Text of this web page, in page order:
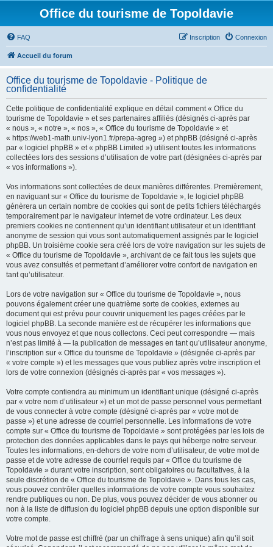
Office du tourisme de Topoldavie
FAQ Connexion
Inscription
Accueil du forum
Office du tourisme de Topoldavie - Politique de
confidentialité
Cette politique de confidentialité explique en détail comment « Office du
tourisme de Topoldavie » et ses partenaires affiliés (désignés ci-après par
« nous », « notre », « nos », « Office du tourisme de Topoldavie » et
« https://web1-math.univ-lyon1.fr/prepa-agreg ») et phpBB (désigné ci-après
par « logiciel phpBB » et « phpBB Limited ») utilisent toutes les informations
collectées lors des sessions d’utilisation de votre part (désignées ci-après par
« vos informations »).
Vos informations sont collectées de deux manières différentes. Premièrement,
en naviguant sur « Office du tourisme de Topoldavie », le logiciel phpBB
génèrera un certain nombre de cookies qui sont de petits fichiers téléchargés
temporairement par le navigateur internet de votre ordinateur. Les deux
premiers cookies ne contiennent qu’un identifiant utilisateur et un identifiant
anonyme de session qui vous sont automatiquement assignés par le logiciel
phpBB. Un troisième cookie sera créé lors de votre navigation sur les sujets de
« Office du tourisme de Topoldavie », archivant de ce fait tous les sujets que
vous avez consultés et permettant d’améliorer votre confort de navigation en
tant qu’utilisateur.
Lors de votre navigation sur « Office du tourisme de Topoldavie », nous
pouvons également créer une quatrième sorte de cookies, externes au
document qui est prévu pour couvrir uniquement les pages créées par le
logiciel phpBB. La seconde manière est de récupérer les informations que
vous nous envoyez et que nous collectons. Ceci peut correspondre — mais
n’est pas limité à — la publication de messages en tant qu’utilisateur anonyme,
l’inscription sur « Office du tourisme de Topoldavie » (désignée ci-après par
« votre compte ») et les messages que vous publiez après votre inscription et
lors de votre connexion (désignés ci-après par « vos messages »).
Votre compte contiendra au minimum un identifiant unique (désigné ci-après
par « votre nom d’utilisateur ») et un mot de passe personnel vous permettant
de vous connecter à votre compte (désigné ci-après par « votre mot de
passe ») et une adresse de courriel personnelle. Les informations de votre
compte sur « Office du tourisme de Topoldavie » sont protégées par les lois de
protection des données applicables dans le pays qui héberge notre serveur.
Toutes les informations, en-dehors de votre nom d’utilisateur, de votre mot de
passe et de votre adresse de courriel requis par « Office du tourisme de
Topoldavie » durant votre inscription, sont obligatoires ou facultatives, à la
seule discrétion de « Office du tourisme de Topoldavie ». Dans tous les cas,
vous pouvez contrôler quelles informations de votre compte vous souhaitez
rendre publiques ou non. De plus, vous pouvez décider de vous abonner ou
non à la liste de diffusion du logiciel phpBB depuis une option disponible sur
votre compte.
Votre mot de passe est chiffré (par un chiffrage à sens unique) afin qu’il soit